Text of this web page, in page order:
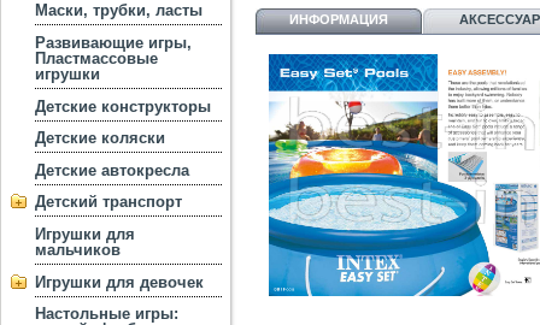
Маски, трубки, ласты
Развивающие игры,
Пластмассовые
игрушки
Детские конструкторы
Детские коляски
Детские автокресла
Детский транспорт
Игрушки для
мальчиков
Игрушки для девочек
Настольные игры:
ИНФОРМАЦИЯ